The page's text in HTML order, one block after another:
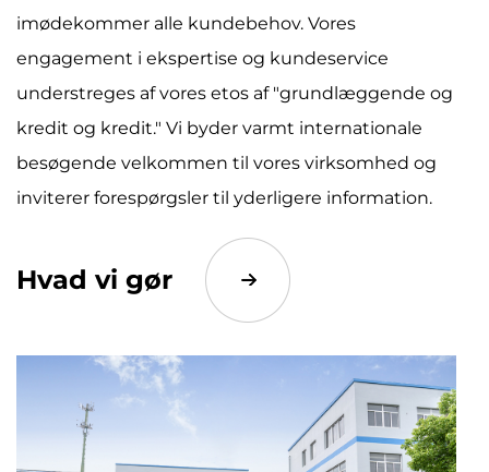
imødekommer alle kundebehov. Vores
engagement i ekspertise og kundeservice
understreges af vores etos af "grundlæggende og
kredit og kredit." Vi byder varmt internationale
besøgende velkommen til vores virksomhed og
inviterer forespørgsler til yderligere information.
Hvad vi gør